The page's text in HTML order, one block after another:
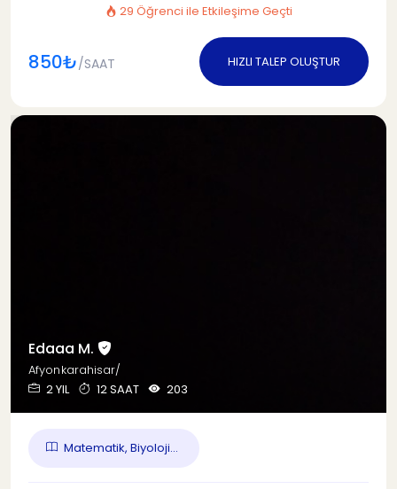
29 Öğrenci ile Etkileşime Geçti
850₺/SAAT HIZLI TALEP OLUŞTUR
Edaaa M.
Afyonkarahisar/
2 YIL
12 SAAT 203
Matematik, Biyoloji...